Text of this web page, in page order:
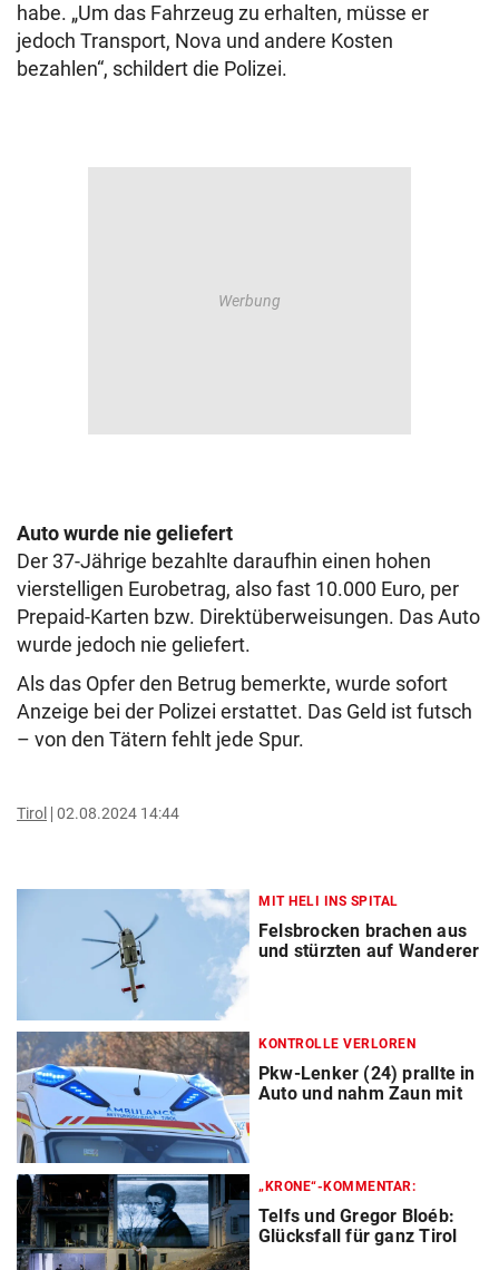
habe. „Um das Fahrzeug zu erhalten, müsse er
jedoch Transport, Nova und andere Kosten
bezahlen“, schildert die Polizei.
Auto wurde nie geliefert
Der 37-Jährige bezahlte daraufhin einen hohen
vierstelligen Eurobetrag, also fast 10.000 Euro, per
Prepaid-Karten bzw. Direktüberweisungen. Das Auto
wurde jedoch nie geliefert.
Als das Opfer den Betrug bemerkte, wurde sofort
Anzeige bei der Polizei erstattet. Das Geld ist futsch
– von den Tätern fehlt jede Spur.
Tirol 02.08.2024 14:44
MIT HELI INS SPITAL
Felsbrocken brachen aus
und stürzten auf Wanderer
KONTROLLE VERLOREN
Pkw-Lenker (24) prallte in
Auto und nahm Zaun mit
„KRONE“-KOMMENTAR:
Telfs und Gregor Bloéb:
Glücksfall für ganz Tirol